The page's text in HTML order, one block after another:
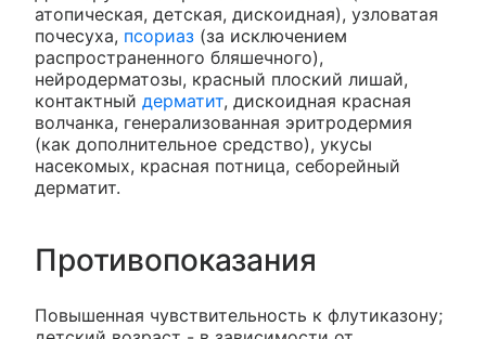
атопическая, детская, дискоидная), узловатая
почесуха, псориаз (за исключением
распространенного бляшечного),
нейродерматозы, красный плоский лишай,
контактный дерматит, дискоидная красная
волчанка, генерализованная эритродермия
(как дополнительное средство), укусы
насекомых, красная потница, себорейный
дерматит.
Противопоказания
Повышенная чувствительность к флутиказону;